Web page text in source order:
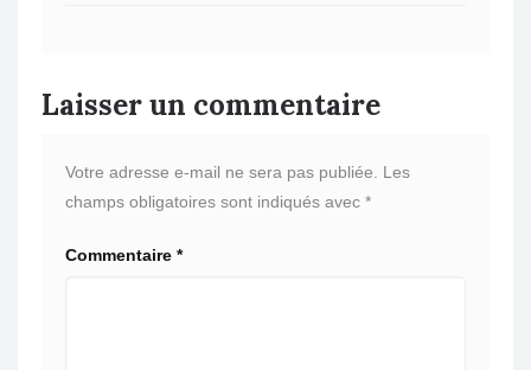
Laisser un commentaire
Votre adresse e-mail ne sera pas publiée.
Les
champs obligatoires sont indiqués avec *
Commentaire *